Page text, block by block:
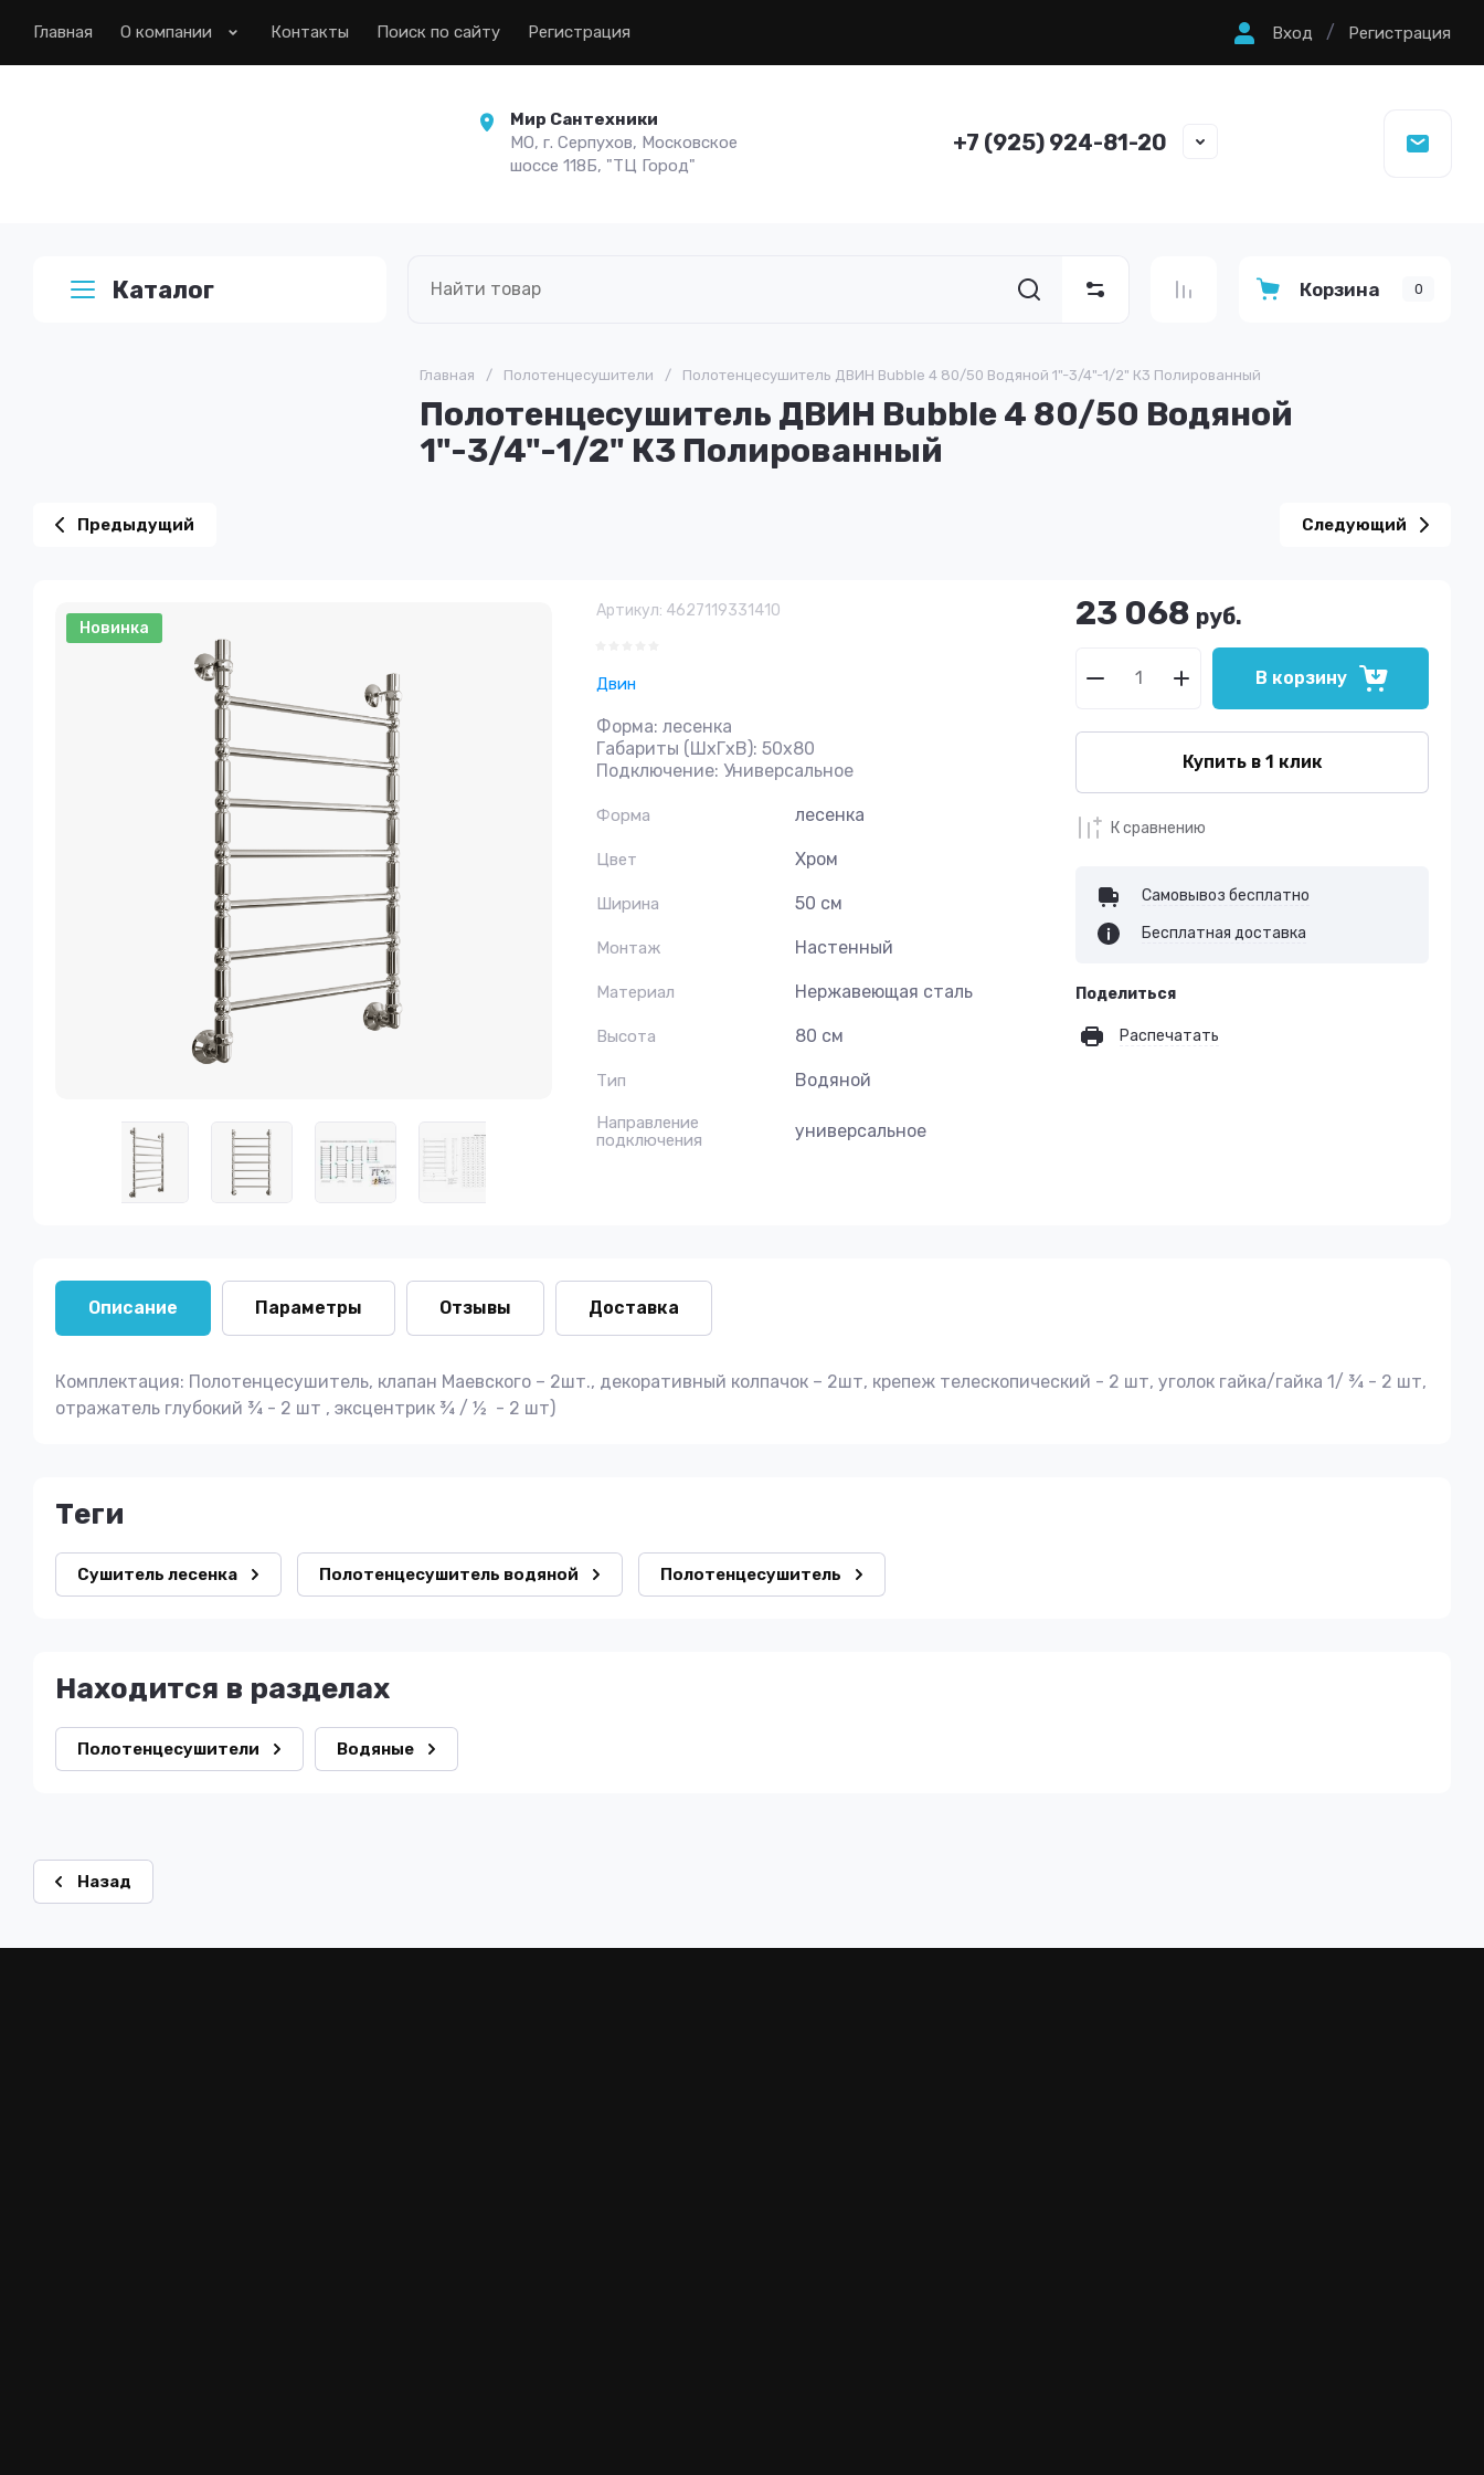
Главная О компании Контакты Поиск по сайту Регистрация Вход / Регистрация
Мир Сантехники
МО, г. Серпухов, Московское
шоссе 118Б, "ТЦ Город"
+7 (925) 924-81-20
Каталог Корзина 0
Главная / Полотенцесушители / Полотенцесушитель ДВИН Bubble 4 80/50 Водяной 1"-3/4"-1/2" К3 Полированный
Полотенцесушитель ДВИН Bubble 4 80/50 Водяной
1"-3/4"-1/2" К3 Полированный
Предыдущий Следующий
Новинка
Артикул: 4627119331410
Двин
Форма: лесенка
Габариты (ШхГхВ): 50х80
Подключение: Универсальное
Форма лесенка
Цвет Хром
Ширина 50 см
Монтаж Настенный
Материал Нержавеющая сталь
Высота 80 см
Тип Водяной
Направление
подключения
универсальное
23 068 руб.
В корзину
Купить в 1 клик
К сравнению
Самовывоз бесплатно
Бесплатная доставка
Поделиться
Распечатать
Описание Параметры Отзывы Доставка
Комплектация: Полотенцесушитель, клапан Маевского – 2шт., декоративный колпачок – 2шт, крепеж телескопический - 2 шт, уголок гайка/гайка 1/ ¾ - 2 шт,
отражатель глубокий ¾ - 2 шт , эксцентрик ¾ / ½ - 2 шт)
теги
Сушитель лесенка Полотенцесушитель водяной Полотенцесушитель
Находится в разделах
Полотенцесушители Водяные
Назад